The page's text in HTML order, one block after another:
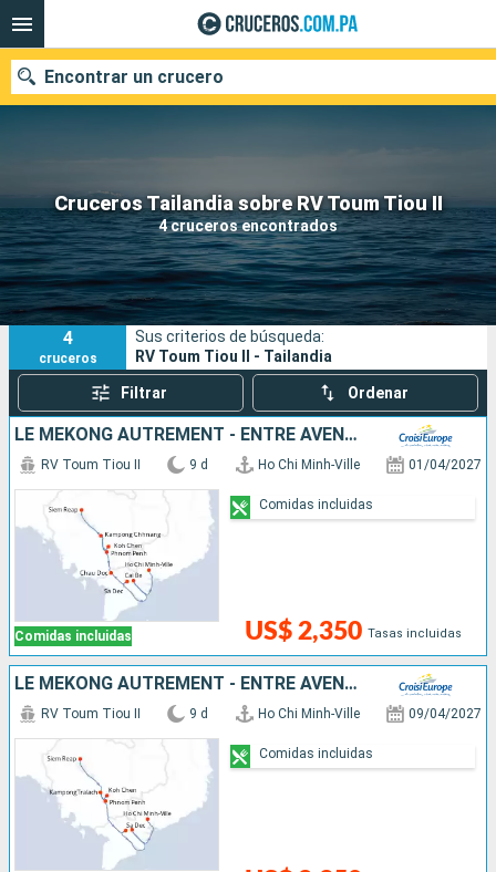
Cruceros Tailandia sobre RV Toum Tiou II
4 cruceros encontrados
Encontrar un crucero
Nuestros destinos
Fecha de salida
Puertos Compañías
Buscar
4
cruceros
Sus criterios de búsqueda:
RV Toum Tiou II - Tailandia
Filtrar Ordenar
LE MÉKONG AUTREMENT - ENTRE AVENTURE ET SITES INCONTOURNABLES
Comidas incluidas
RV Toum Tiou II 9 d Ho Chi Minh-Ville 01/04/2027
US$ 2,350 Tasas incluidas
Comidas incluidas
LE MÉKONG AUTREMENT - ENTRE AVENTURE ET SITES INCONTOURNABLES
RV Toum Tiou II 9 d Ho Chi Minh-Ville 09/04/2027
Comidas incluidas